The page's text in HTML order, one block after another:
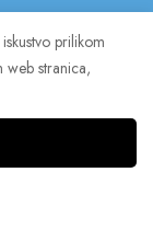
prilikom
web stranica,